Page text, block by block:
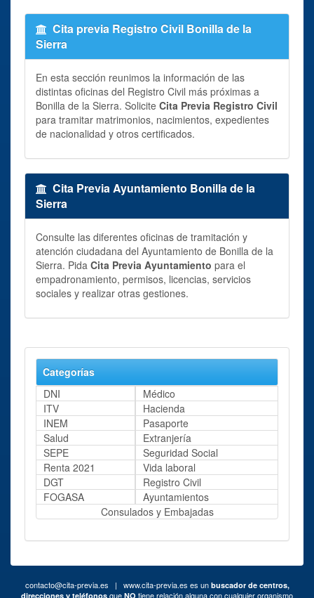
Cita previa Registro Civil Bonilla de la
Sierra
En esta sección reunimos la información de las
distintas oficinas del Registro Civil más próximas a
Bonilla de la Sierra. Solicite Cita Previa Registro Civil
para tramitar matrimonios, nacimientos, expedientes
de nacionalidad y otros certificados.
Cita Previa Ayuntamiento Bonilla de la
Sierra
Consulte las diferentes oficinas de tramitación y
atención ciudadana del Ayuntamiento de Bonilla de la
Sierra. Pida Cita Previa Ayuntamiento para el
empadronamiento, permisos, licencias, servicios
sociales y realizar otras gestiones.
Categorías
DNI
Médico
ITV
Hacienda
INEM
Pasaporte
Salud
Extranjería
SEPE
Seguridad Social
Renta 2021
Vida laboral
DGT
Registro Civil
FOGASA
Ayuntamientos
Consulados y Embajadas
contacto@cita-previa.es | www.cita-previa.es es un buscador de centros,
direcciones y teléfonos que NO tiene relación alguna con cualquier organismo